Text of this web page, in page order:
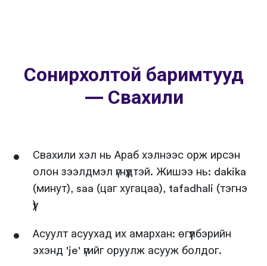
Сонирхолтой баримтууд
— Свахили
Свахили хэл нь Араб хэлнээс орж ирсэн
олон зээлдмэл үгнүүдтэй. Жишээ нь: dakika
(минут), saa (цаг хугацаа), tafadhali (тэгнэ
үү)
Асуулт асуухад их амархан: өгүүлбэрийн
эхэнд 'je' үгийг оруулж асууж болдог.